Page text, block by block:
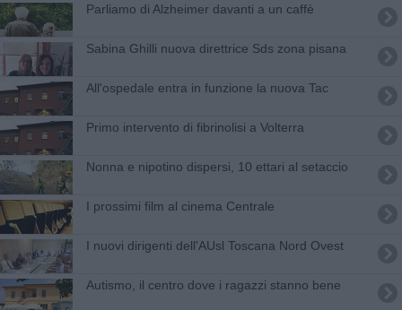
Parliamo di Alzheimer davanti a un caffè
Sabina Ghilli nuova direttrice Sds zona pisana
All'ospedale entra in funzione la nuova Tac
Primo intervento di fibrinolisi a Volterra
Nonna e nipotino dispersi, 10 ettari al setaccio
I prossimi film al cinema Centrale
I nuovi dirigenti dell'AUsl Toscana Nord Ovest
Autismo, il centro dove i ragazzi stanno bene